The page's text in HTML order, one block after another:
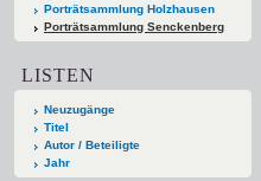
Porträtsammlung Holzhausen
Porträtsammlung Senckenberg
LISTEN
Neuzugänge
Titel
Autor / Beteiligte
Jahr